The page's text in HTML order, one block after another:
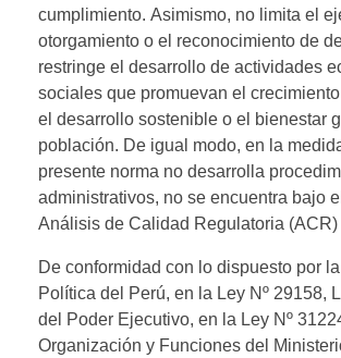
cumplimiento. Asimismo, no limita el
otorgamiento o el reconocimiento de
restringe el desarrollo de actividades
sociales que promuevan el
el desarrollo sostenible o el bienestar
población. De igual modo, en la
presente norma no desarrolla
administrativos, no se encuentra bajo
Análisis de Calidad Regulatoria (ACR)
De conformidad con lo dispuesto por
Política del Perú, en la Ley Nº 29158,
del Poder Ejecutivo, en la Ley Nº
Organización y Funciones del